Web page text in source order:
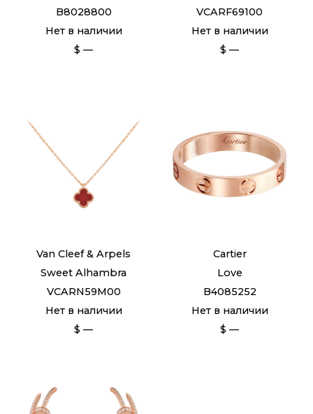
B8028800
Нет в наличии
$ —
VCARF69100
Нет в наличии
$ —
Van Cleef & Arpels
Sweet Alhambra
VCARN59M00
Нет в наличии
$ —
Cartier
Love
B4085252
Нет в наличии
$ —